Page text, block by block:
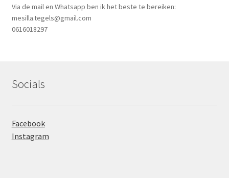
Via de mail en Whatsapp ben ik het beste te bereiken:
mesilla.tegels@gmail.com
0616018297
Socials
Facebook
Instagram